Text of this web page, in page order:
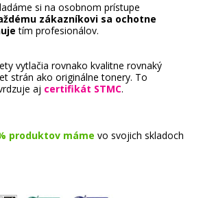
náplní s Brother LC-
kompatibilných náplní
si na osobnom prístupe
zákazníkovi sa ochotne
tím profesionálov.
vytlačia rovnako kvalitne rovnaký
strán ako originálne tonery. To
aj certifikát STMC.
produktov máme vo svojich skladoch